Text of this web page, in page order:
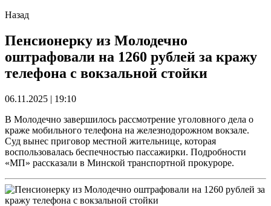
Назад
Пенсионерку из Молодечно
оштрафовали на 1260 рублей за кражу
телефона с вокзальной стойки
06.11.2025 | 19:10
В Молодечно завершилось рассмотрение уголовного дела о
краже мобильного телефона на железнодорожном вокзале.
Суд вынес приговор местной жительнице, которая
воспользовалась беспечностью пассажирки. Подробности
«МП» рассказали в Минской транспортной прокуроре.